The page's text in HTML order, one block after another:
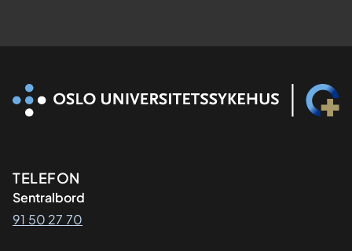
Kontaktinformasjon
TELEFON
Sentralbord
91 50 27 70